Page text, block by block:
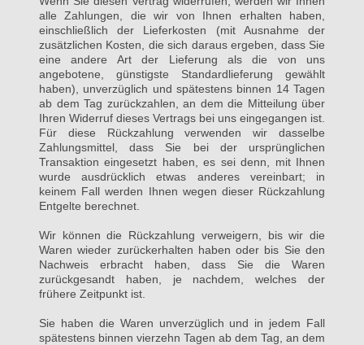
alle Zahlungen, die wir von Ihnen erhalten haben,
einschließlich der Lieferkosten (mit Ausnahme der
zusätzlichen Kosten, die sich daraus ergeben, dass Sie
eine andere Art der Lieferung als die von uns
angebotene, günstigste Standardlieferung gewählt
haben), unverzüglich und spätestens binnen 14 Tagen
ab dem Tag zurückzahlen, an dem die Mitteilung über
Ihren Widerruf dieses Vertrags bei uns eingegangen ist.
Für diese Rückzahlung verwenden wir dasselbe
Zahlungsmittel, dass Sie bei der ursprünglichen
Transaktion eingesetzt haben, es sei denn, mit Ihnen
wurde ausdrücklich etwas anderes vereinbart; in
keinem Fall werden Ihnen wegen dieser Rückzahlung
Entgelte berechnet.
Wir können die Rückzahlung verweigern, bis wir die
Waren wieder zurückerhalten haben oder bis Sie den
Nachweis erbracht haben, dass Sie die Waren
zurückgesandt haben, je nachdem, welches der
frühere Zeitpunkt ist.
Sie haben die Waren unverzüglich und in jedem Fall
spätestens binnen vierzehn Tagen ab dem Tag, an dem